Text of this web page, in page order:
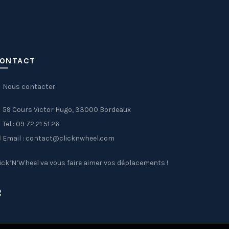
Nous contacter
59 Cours Victor Hugo, 33000 Bordeaux
Tel : 09 72 21 51 26
Email : contact@clicknwheel.com
va vous faire aimer vos déplacements !